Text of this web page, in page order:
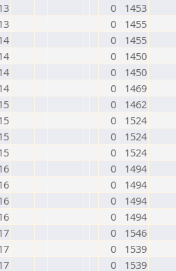
0
1453
0
1455
0
1455
0
1450
0
1450
0
1469
0
1462
0
1524
0
1524
0
1524
0
1494
0
1494
0
1494
0
1494
0
1546
0
1539
0
1539